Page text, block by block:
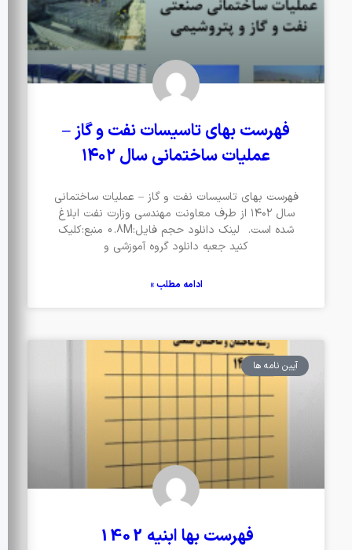
فهرست بهای تاسیسات نفت و گاز –
عملیات ساختمانی سال ۱۴۰۲
فهرست بهای تاسیسات نفت و گاز – عملیات ساختمانی
سال ۱۴۰۲ از طرف معاونت مهندسی وزارت نفت ابلاغ
شده است. لینک دانلود حجم فایل:0.8M منبع:کلیک
کنید جعبه دانلود گروه آموزشی و
ادامه مطلب »
آیین نامه ها
فهرست بها ابنیه 1402